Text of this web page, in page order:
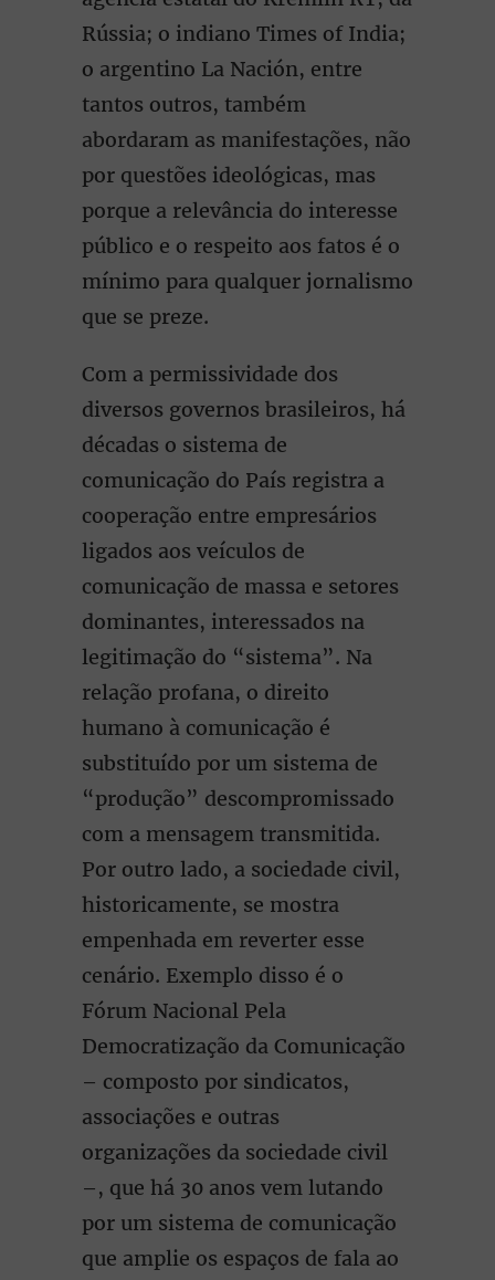
Rússia; o indiano Times of India;
o argentino La Nación, entre
tantos outros, também
abordaram as manifestações, não
por questões ideológicas, mas
porque a relevância do interesse
público e o respeito aos fatos é o
mínimo para qualquer jornalismo
que se preze.
Com a permissividade dos
diversos governos brasileiros, há
décadas o sistema de
comunicação do País registra a
cooperação entre empresários
ligados aos veículos de
comunicação de massa e setores
dominantes, interessados na
legitimação do “sistema”. Na
relação profana, o direito
humano à comunicação é
substituído por um sistema de
“produção” descompromissado
com a mensagem transmitida.
Por outro lado, a sociedade civil,
historicamente, se mostra
empenhada em reverter esse
cenário. Exemplo disso é o
Fórum Nacional Pela
Democratização da Comunicação
– composto por sindicatos,
associações e outras
organizações da sociedade civil
–, que há 30 anos vem lutando
por um sistema de comunicação
que amplie os espaços de fala ao